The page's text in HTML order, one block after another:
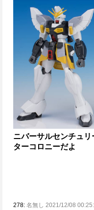
ニバーサルセンチュリ
ターコロニーだよ
278: 名無し 2021/12/08